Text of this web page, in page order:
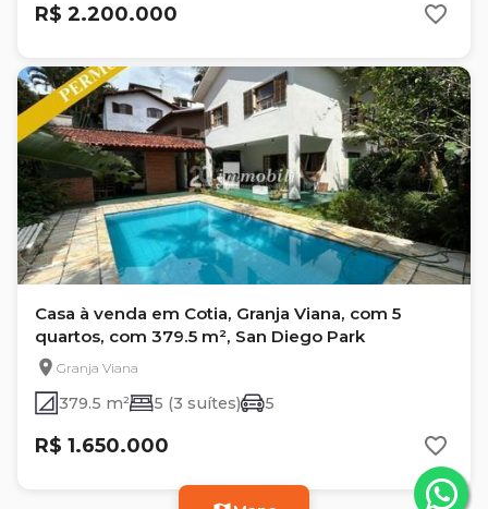
R$ 2.200.000
Casa à venda em Cotia, Granja Viana, com 5
quartos, com 379.5 m², San Diego Park
Granja Viana
379.5 m² 5 (3 suítes) 5
R$ 1.650.000